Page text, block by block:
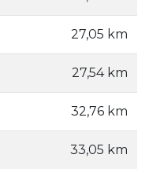
27,05 km
27,54 km
32,76 km
33,05 km